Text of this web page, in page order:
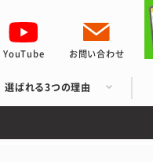
YouTube お問い合わせ
選ばれる3つの理由